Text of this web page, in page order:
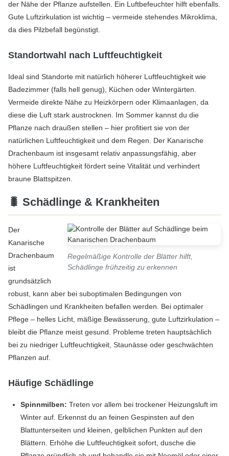
der Nähe der Pflanze aufstellen. Ein Luftbefeuchter hilft ebenfalls.
Gute Luftzirkulation ist wichtig – vermeide stehendes Mikroklima,
da dies Pilzbefall begünstigt.
Standortwahl nach Luftfeuchtigkeit
Ideal sind Standorte mit natürlich höherer Luftfeuchtigkeit wie
Badezimmer (falls hell genug), Küchen oder Wintergärten.
Vermeide direkte Nähe zu Heizkörpern oder Klimaanlagen, da
diese die Luft stark austrocknen. Im Sommer kannst du die
Pflanze nach draußen stellen – hier profitiert sie von der
natürlichen Luftfeuchtigkeit und dem Regen. Der Kanarische
Drachenbaum ist insgesamt relativ anpassungsfähig, aber
höhere Luftfeuchtigkeit fördert seine Vitalität und verhindert
braune Blattspitzen.
🐛 Schädlinge & Krankheiten
Regelmäßige Kontrolle der Blätter hilft,
Schädlinge frühzeitig zu erkennen
Der
Kanarische
Drachenbaum
ist
grundsätzlich
robust, kann aber bei suboptimalen Bedingungen von
Schädlingen und Krankheiten befallen werden. Bei optimaler
Pflege – helles Licht, mäßige Bewässerung, gute Luftzirkulation –
bleibt die Pflanze meist gesund. Probleme treten hauptsächlich
bei zu niedriger Luftfeuchtigkeit, Staunässe oder geschwächten
Pflanzen auf.
Häufige Schädlinge
Spinnmilben: Treten vor allem bei trockener Heizungsluft im
Winter auf. Erkennst du an feinen Gespinsten auf den
Blattunterseiten und kleinen, gelblichen Punkten auf den
Blättern. Erhöhe die Luftfeuchtigkeit sofort, dusche die